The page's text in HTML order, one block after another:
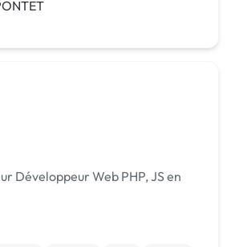
Développeur Web PHP, JS en